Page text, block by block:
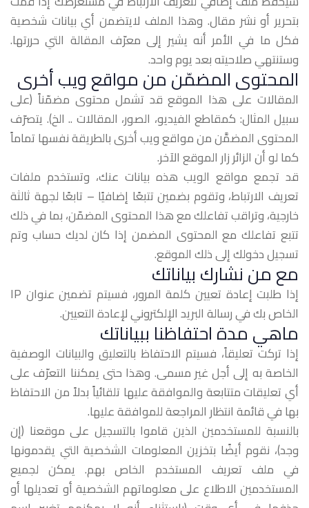
بتحرير أو نشر مقال. وهذا الملف لايتضمن أي بيانات شخصية
فكل ما في الأمر أنه يشير إلى معرّف المقالة التي حررتها.
وستنتهي صلاحيته بعد يوم واحد.
المحتوى المضمّن من مواقع ويب أخرى
المقالات على هذا الموقع قد تشمل محتوى مضمّناً (على
سبيل المثال: كمقاطع الفيديو، الصور، المقالات .. الخ). يتصرّف
المحتوى المضمَّن من مواقع ويب أخرى بالطريقة نفسها تماماً
كما لو أن الزائر زار الموقع الآخر.
قد تجمع مواقع الويب هذه بيانات عنك، وتستخدم ملفات
تعريف الارتباط، وتقوم بضمين تتبعًا إضافيًا – تابعًا لجهة ثالثة
خارجية، وتراقب تفاعلك مع هذا المحتوى المضمّن، بما في ذلك
تتبع تفاعلك مع المحتوى المضمن إذا كان لديك حساب وتم
تسجيل دخولك إلى ذلك الموقع.
مع من نشارك بياناتك
إذا طلبت إعادة تعيين كلمة المرور، فسيتم تضمين عنوان IP
الخاص بك في رسالة البريد الإلكتروني لإعادة التعيين.
ماهي مدة احتفاظنا ببياناتك
إذا تركت تعليقاً، فسيتم الاحتفاظ بالتعليق والبيانات الوصفية
الخاصة به إلى أجل غير مسمى. وهذا حتى يمكننا التعرّف على
أي تعليقات متتابعة والموافقة عليها تلقائياً بدلاً من الاحتفاظ
بها في قائمة انتظار المراجعة للموافقة عليها.
بالنسبة للمستخدمين الذين قاموا بالتسجيل على موقعنا (إن
وجد)، نقوم أيضًا بتخزين المعلومات الشخصية التي يقدمونها
في ملف تعريف المستخدم الخاص بهم. يمكن لجميع
المستخدمين الاطلاع على معلوماتهم الشخصية أو تعديلها أو